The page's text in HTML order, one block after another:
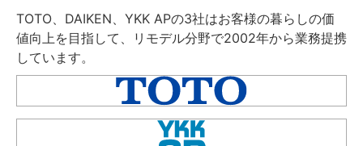
TOTO、DAIKEN、YKK APの3社はお客様の暮らしの価
値向上を目指して、リモデル分野で2002年から業務提携
しています。